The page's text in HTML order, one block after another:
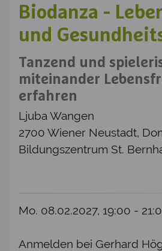
Biodanza -
und
Tanzend und
miteinander
erfahren
Ljuba Wangen
2700 Wiener Neustadt,
Bildungszentrum St.
Mo. 08.02.2027, 19:00 -
Anmelden bei Gerhard